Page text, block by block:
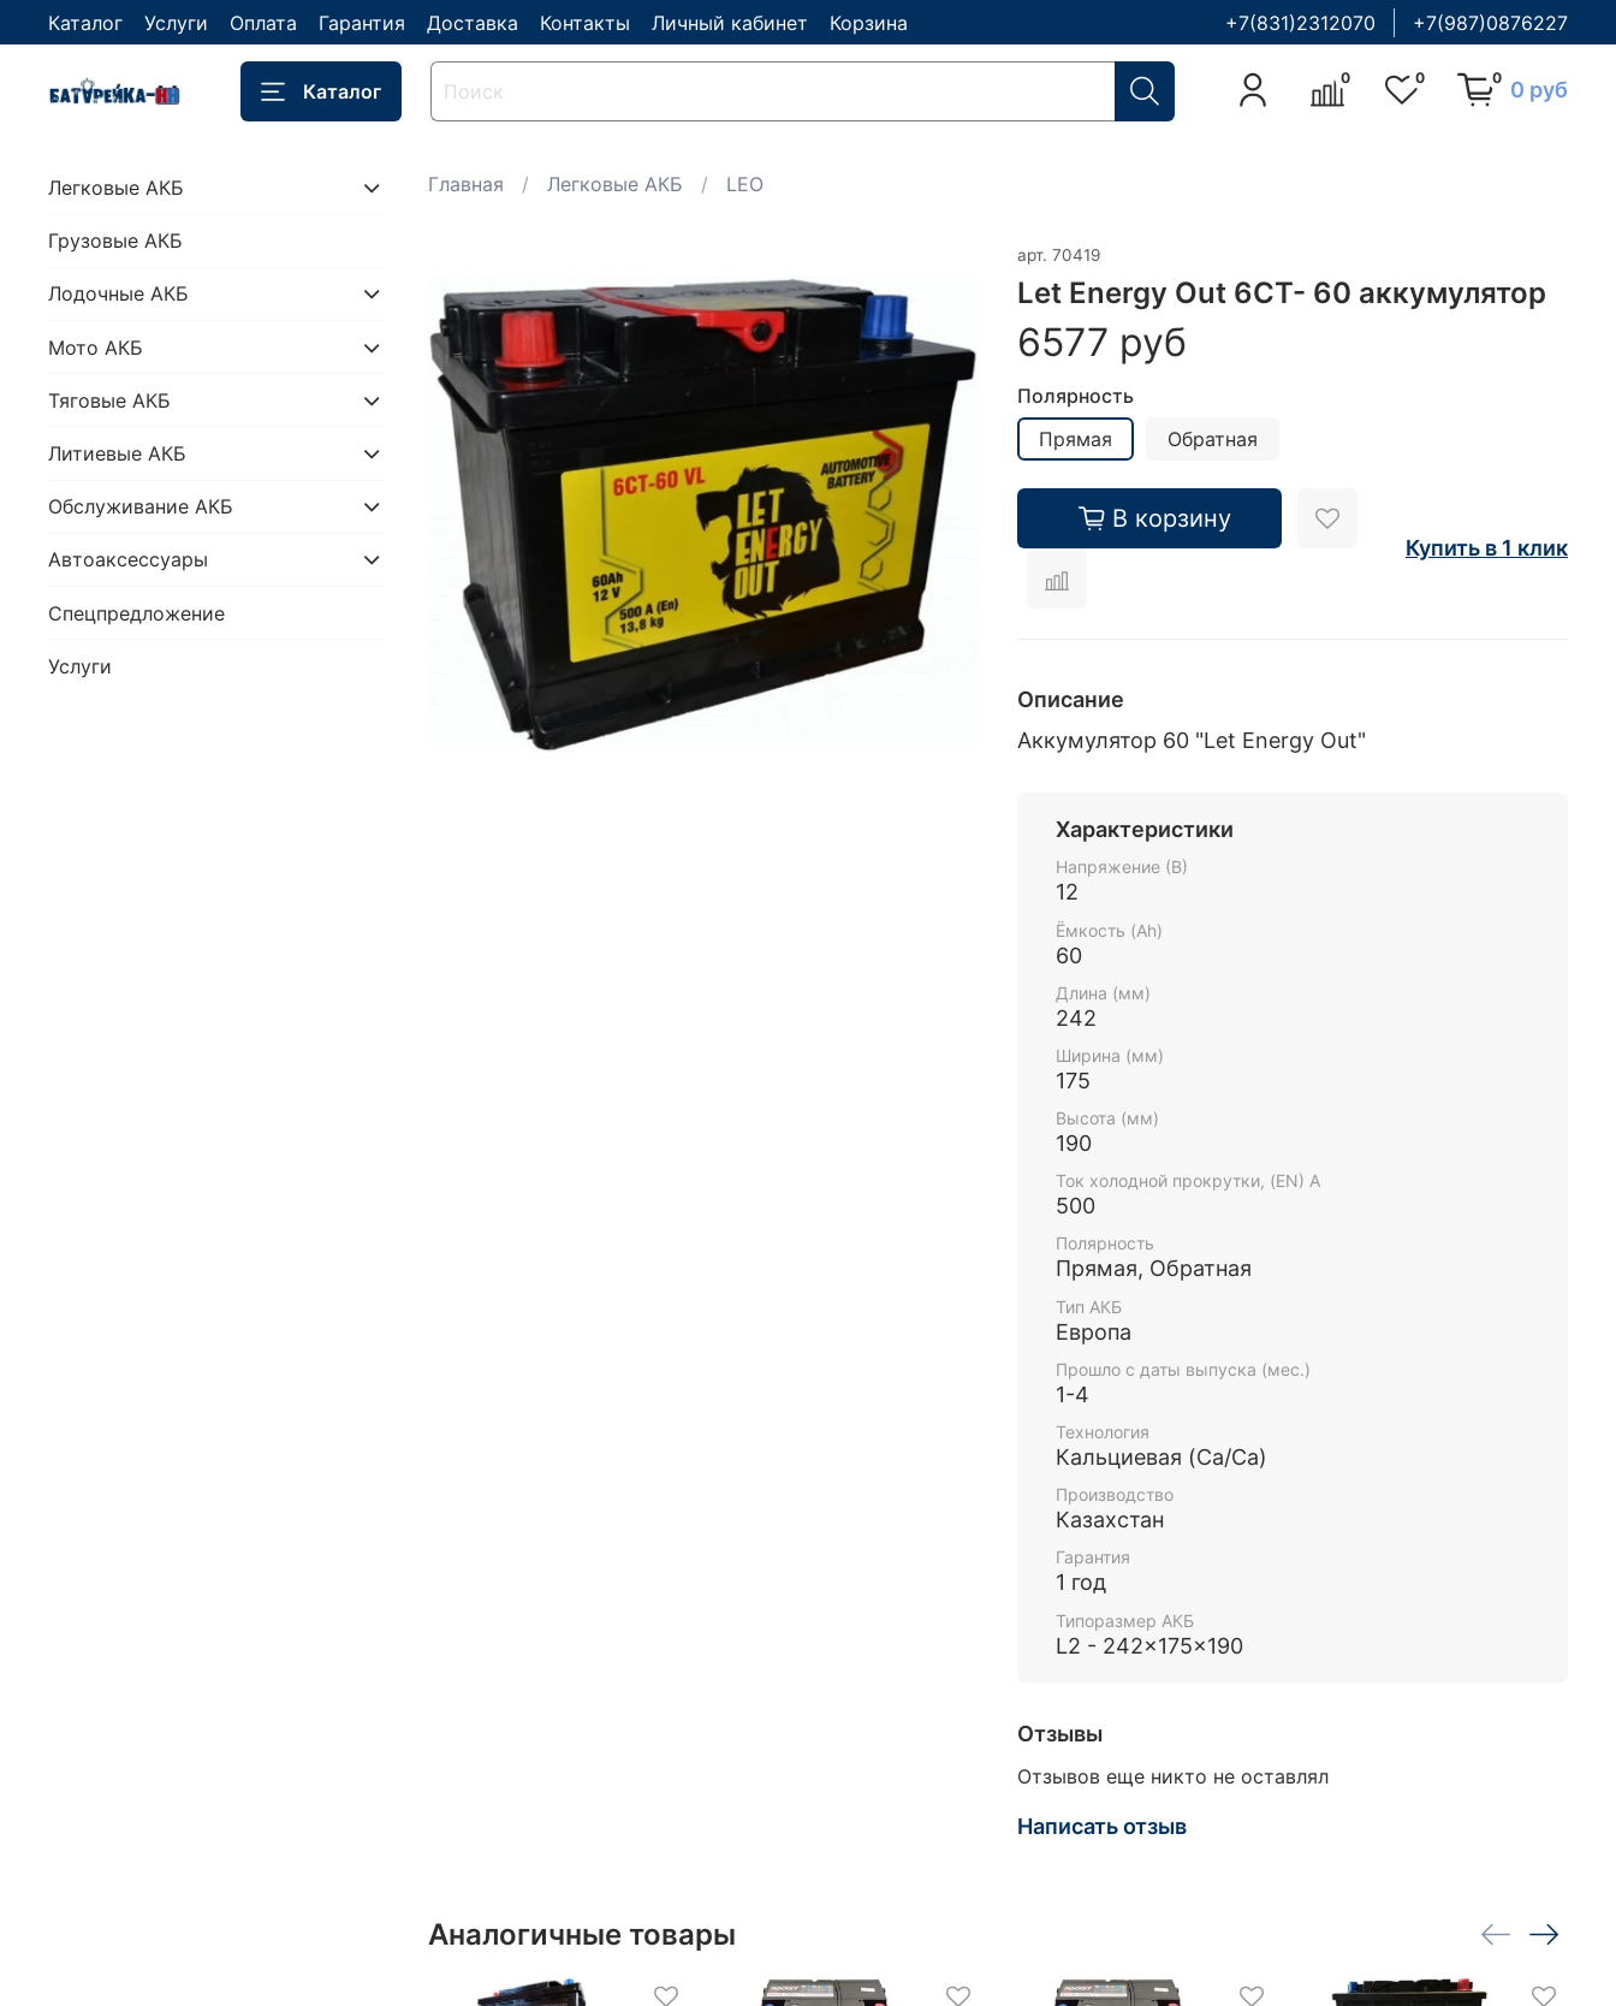
Каталог Услуги Оплата Гарантия Доставка Контакты Личный кабинет Корзина +7(831)2312070 +7(987)0876227
Каталог
0 0 0 0 руб
Главная Легковые АКБ LEO
арт. 70419
Let Energy Out 6CT- 60 аккумулятор
6577 руб
Полярность
Прямая
Обратная
В корзину
Купить в 1 клик
Описание
Аккумулятор 60 "Let Energy Out"
Характеристики
Напряжение (В)
12
Ёмкость (Ah)
60
Длина (мм)
242
Ширина (мм)
175
Высота (мм)
190
Ток холодной прокрутки, (EN) А
500
Полярность
Прямая, Обратная
Тип АКБ
Европа
Прошло с даты выпуска (мес.)
1-4
Технология
Кальциевая (Ca/Ca)
Производство
Казахстан
Гарантия
1 год
Типоразмер АКБ
L2 - 242x175x190
Отзывы
Отзывов еще никто не оставлял
Написать отзыв
Аналогичные товары
Легковые АКБ
Грузовые АКБ
Лодочные АКБ
Мото АКБ
Тяговые АКБ
Литиевые АКБ
Обслуживание АКБ
Автоаксессуары
Спецпредложение
Услуги